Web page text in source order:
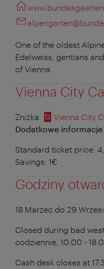
One of the oldest
Edelweiss, gentians
of Vienna.
Vienna City
Zniżka Vienna City
Dodatkowe
Standard ticket price:
Savings: 1€
Godziny
18 Marzec do 29
Closed during bad
codziennie, 10:00 -
Cash desk closes at